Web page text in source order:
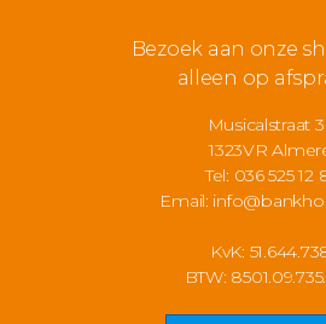
Bezoek aan onze
alleen op
Musicalstraat
1323VR
Tel: 036 525 12
Email:
KvK:
BTW: